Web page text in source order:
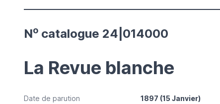
No catalogue 24|014000
La Revue blanche
Date de parution 1897 (15 Janvier)